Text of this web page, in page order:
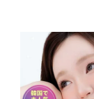
BC（ベースカ
ーブ）
DIA（直径）